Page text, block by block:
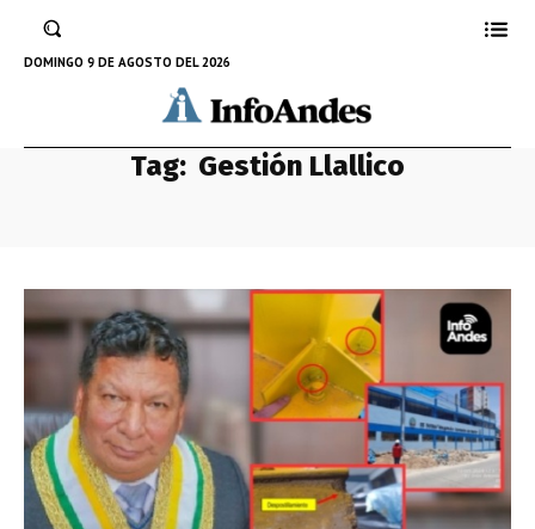
DOMINGO 9 DE AGOSTO DEL 2026
Tag: Gestión Llallico